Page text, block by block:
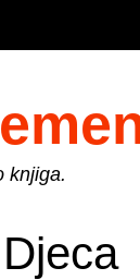
knjiga.
Djeca